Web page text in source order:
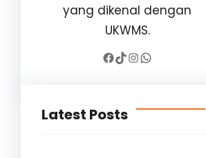
yang dikenal dengan
UKWMS.
Facebook TikTok InstagramWhatsApp
Latest Posts